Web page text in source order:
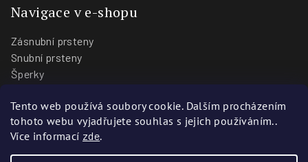
Tento web používá soubory cookie. Dalším procházením
tohoto webu vyjadřujete souhlas s jejich používáním..
Více informací zde.
Navigace v e-shopu
Zásnubní prsteny
Snubní prsteny
Šperky
Blog
Prodejny